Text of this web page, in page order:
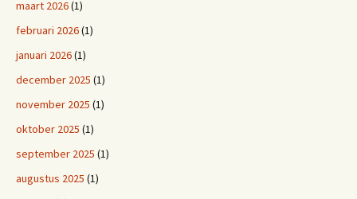
maart 2026(1)
februari 2026(1)
januari 2026(1)
december 2025 (1)
november 2025 (1)
oktober 2025 (1)
september 2025 (1)
augustus 2025 (1)